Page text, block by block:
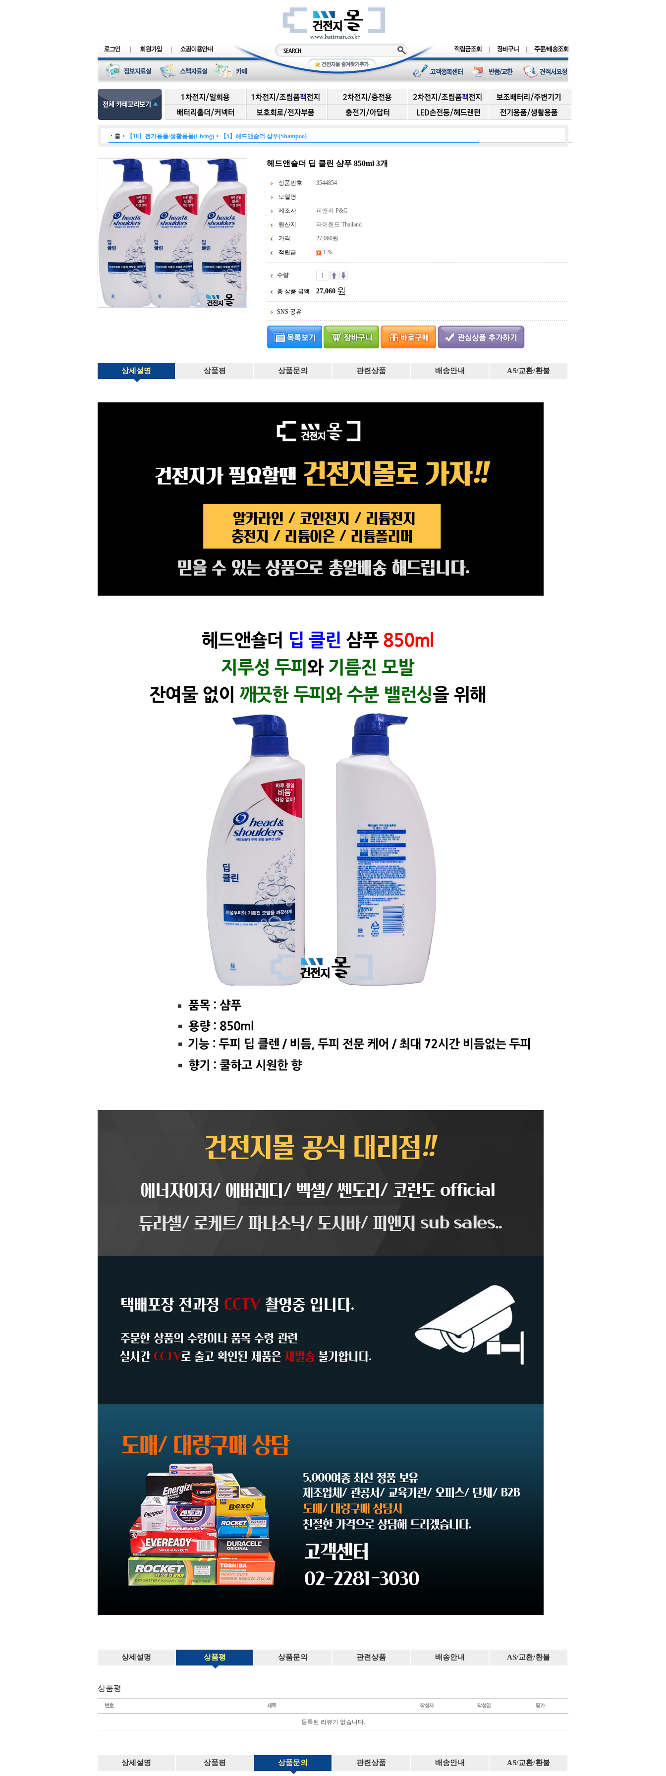
ㆍ 홈 > 【10】전기용품/생활용품(Living) > 【5】헤드앤숄더 샴푸(Shampoo)
헤드앤숄더 딥 클린 샴푸 850ml 3개
상품번호
3544854
모델명
제조사
피앤지 P&G
원산지
타이랜드 Thailand
가격
27,060원
적립금
1 %
수량
총 상품 금액 27,060 원
SNS 공유
상세설명 상품평 상품문의 관련상품 배송안내 AS/교환/환불
상세설명 상품평 상품문의 관련상품 배송안내 AS/교환/환불
상품평
등록된 리뷰가 없습니다.
상세설명 상품평 상품문의 관련상품 배송안내 AS/교환/환불